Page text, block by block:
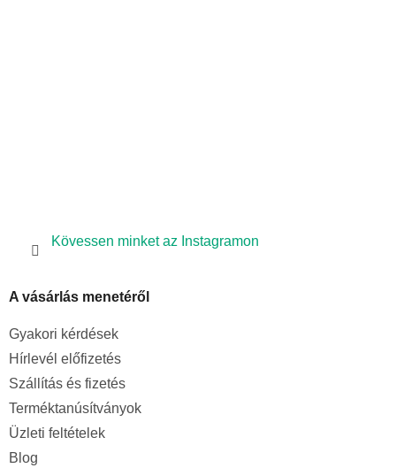
Kövessen minket az Instagramon
A vásárlás menetéről
Gyakori kérdések
Hírlevél előfizetés
Szállítás és fizetés
Terméktanúsítványok
Üzleti feltételek
Blog